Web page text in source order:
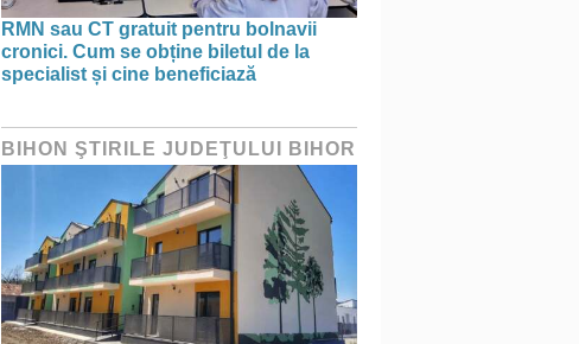
RMN sau CT gratuit pentru bolnavii
cronici. Cum se obține biletul de la
specialist și cine beneficiază
BIHON ŞTIRILE JUDEŢULUI BIHOR